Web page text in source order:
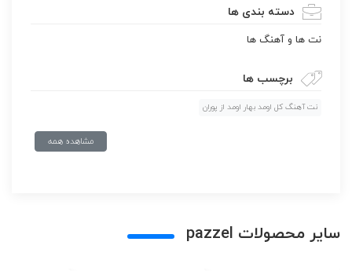
دسته بندی ها
نت ها و آهنگ ها
برچسب ها
نت آهنگ کل اومد بهار اومد از پوران
مشاهده همه
سایر محصولات pazzel